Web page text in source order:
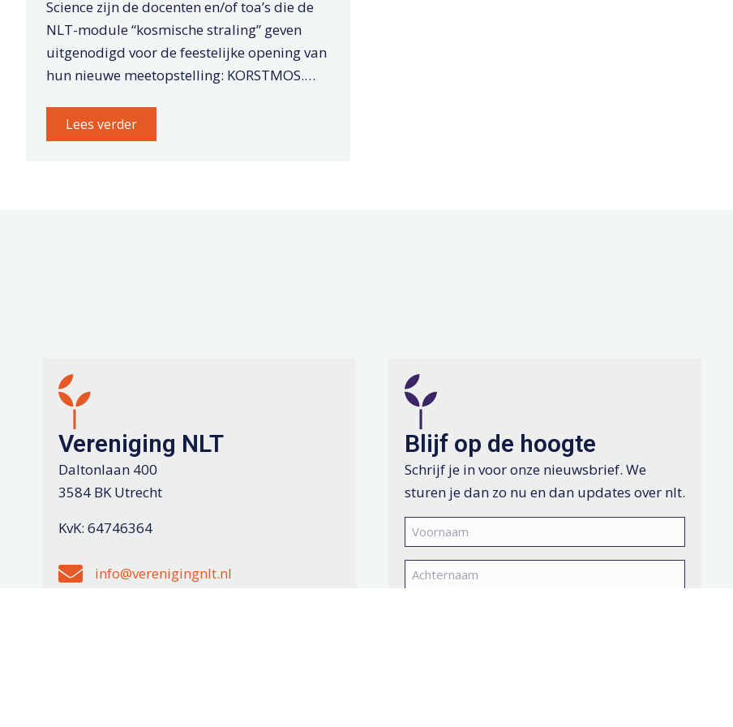
Science zijn de docenten en/of toa’s die de
NLT-module “kosmische straling” geven
uitgenodigd voor de feestelijke opening van
hun nieuwe meetopstelling: KORSTMOS.…
Lees verder
Vereniging NLT
Daltonlaan 400
3584 BK Utrecht
KvK: 64746364
Stuur een e-mail naar info@verenigingnlt.nl
info@verenigingnlt.nl
Blijf op de hoogte
Schrijf je in voor onze nieuwsbrief. We
sturen je dan zo nu en dan updates over nlt.
Voornaam
*
Achternaam
*